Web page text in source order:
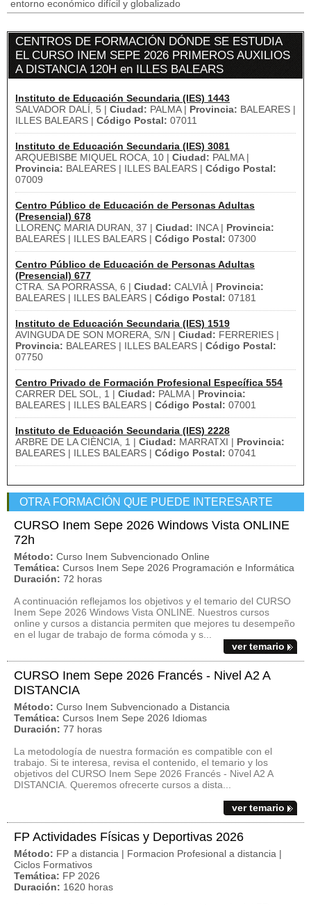
entorno económico difícil y globalizado
CENTROS DE FORMACIÓN DÓNDE SE ESTUDIA
EL CURSO INEM SEPE 2026 PRIMEROS AUXILIOS
A DISTANCIA 120H en ILLES BALEARS
Instituto de Educación Secundaria (IES) 1443
SALVADOR DALÍ, 5 | Ciudad: PALMA | Provincia: BALEARES |
ILLES BALEARS | Código Postal: 07011
Instituto de Educación Secundaria (IES) 3081
ARQUEBISBE MIQUEL ROCA, 10 | Ciudad: PALMA |
Provincia: BALEARES | ILLES BALEARS | Código Postal:
07009
Centro Público de Educación de Personas Adultas
(Presencial) 678
LLORENÇ MARIA DURAN, 37 | Ciudad: INCA | Provincia:
BALEARES | ILLES BALEARS | Código Postal: 07300
Centro Público de Educación de Personas Adultas
(Presencial) 677
CTRA. SA PORRASSA, 6 | Ciudad: CALVIÀ | Provincia:
BALEARES | ILLES BALEARS | Código Postal: 07181
Instituto de Educación Secundaria (IES) 1519
AVINGUDA DE SON MORERA, S/N | Ciudad: FERRERIES |
Provincia: BALEARES | ILLES BALEARS | Código Postal:
07750
Centro Privado de Formación Profesional Específica 554
CARRER DEL SOL, 1 | Ciudad: PALMA | Provincia:
BALEARES | ILLES BALEARS | Código Postal: 07001
Instituto de Educación Secundaria (IES) 2228
ARBRE DE LA CIÈNCIA, 1 | Ciudad: MARRATXI | Provincia:
BALEARES | ILLES BALEARS | Código Postal: 07041
OTRA FORMACIÓN QUE PUEDE INTERESARTE
CURSO Inem Sepe 2026 Windows Vista ONLINE
72h
Método: Curso Inem Subvencionado Online
Temática: Cursos Inem Sepe 2026 Programación e Informática
Duración: 72 horas
A continuación reflejamos los objetivos y el temario del CURSO
Inem Sepe 2026 Windows Vista ONLINE. Nuestros cursos
online y cursos a distancia permiten que mejores tu desempeño
en el lugar de trabajo de forma cómoda y s...
ver temario
CURSO Inem Sepe 2026 Francés - Nivel A2 A
DISTANCIA
Método: Curso Inem Subvencionado a Distancia
Temática: Cursos Inem Sepe 2026 Idiomas
Duración: 77 horas
La metodología de nuestra formación es compatible con el
trabajo. Si te interesa, revisa el contenido, el temario y los
objetivos del CURSO Inem Sepe 2026 Francés - Nivel A2 A
DISTANCIA. Queremos ofrecerte cursos a dista...
ver temario
FP Actividades Físicas y Deportivas 2026
Método: FP a distancia | Formacion Profesional a distancia |
Ciclos Formativos
Temática: FP 2026
Duración: 1620 horas